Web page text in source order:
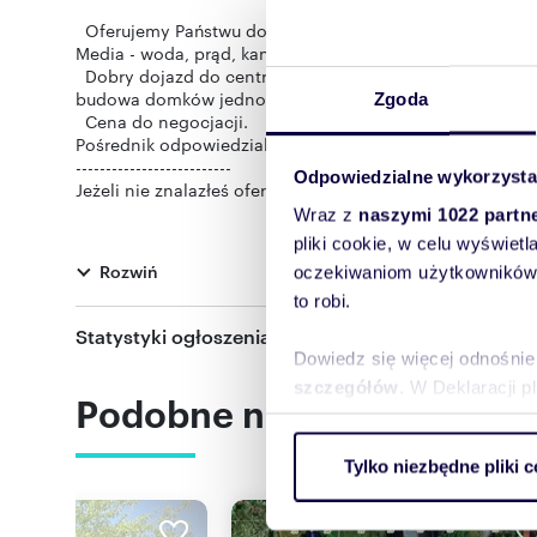
Zgoda
Odpowiedzialne
Wraz z naszymi 1022
pliki cookie, w celu
oczekiwaniom
to robi.
Dowiedz się więcej
szczegółów . W Deklaracji
ruch w naszej witrynie.
reklamowym i
uzyskanymi podczas
Tylko niezbędne pliki
Oferujemy Państwu do zakupu działkę w dzielnicy
Media - woda, prąd, kanalizacja w ulicy głównej do
Dobry dojazd do centrum miasta, w pobliżu
budowa domków jednorodzinnych.
Cena do negocjacji.
Pośrednik odpowiedzialny zawodowo za wykonanie
--------------------------
Jeżeli nie znalazłeś oferty swoich marzeń skontaktuj się
Oferta wysłana z systemu BCK Galactica
Numer oferty: MEG-GS-6561-2
Rozwiń
Statystyki ogłoszenia:
Podobne nieruchomości